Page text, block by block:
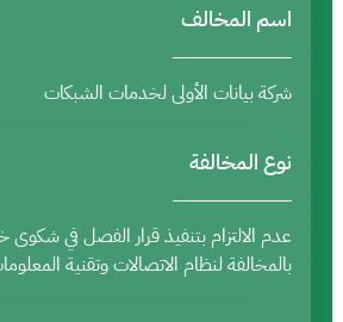
اسم المخالف
شركة بيانات الأولى لخدمات الشبكات
نوع المخالفة
عدم الالتزام بتنفيذ قرار الفصل في شكوى
بالمخالفة لنظام الاتصالات وتقنية